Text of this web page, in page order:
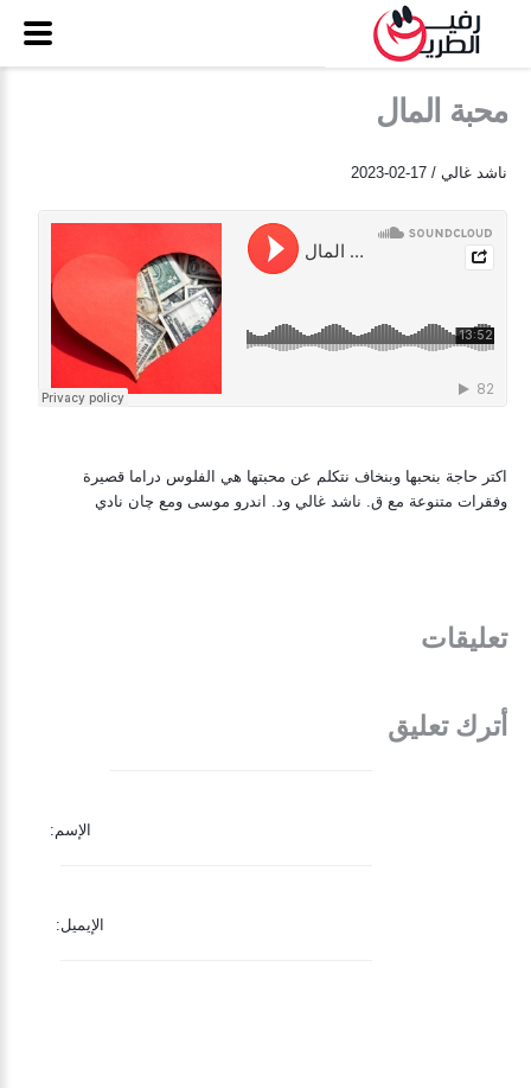
محبة المال
ناشد غالي / 17-02-2023
اكتر حاجة بنحبها وبنخاف نتكلم عن محبتها هي الفلوس دراما قصيرة
وفقرات متنوعة مع ق. ناشد غالي ود. اندرو موسى ومع چان نادي
تعليقات
أترك تعليق
الإسم:
الإيميل: